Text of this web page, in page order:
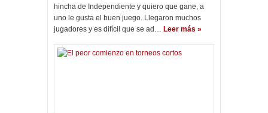
hincha de Independiente y quiero que gane, a
uno le gusta el buen juego. Llegaron muchos
jugadores y es difícil que se ad… Leer más »